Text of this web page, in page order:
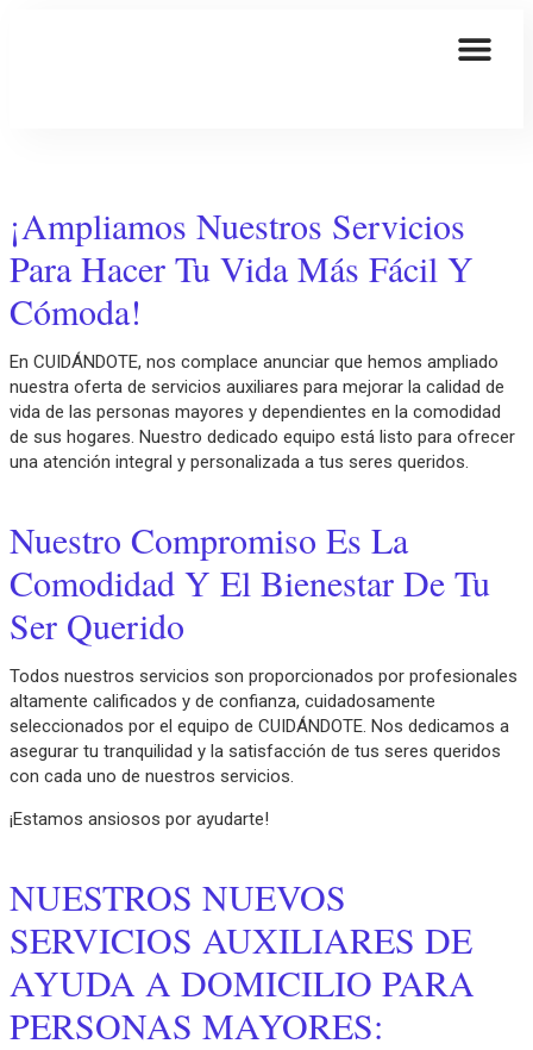
¡Ampliamos Nuestros Servicios
Para Hacer Tu Vida Más Fácil Y
Cómoda!
En CUIDÁNDOTE, nos complace anunciar que hemos ampliado
nuestra oferta de servicios auxiliares para mejorar la calidad de
vida de las personas mayores y dependientes en la comodidad
de sus hogares. Nuestro dedicado equipo está listo para ofrecer
una atención integral y personalizada a tus seres queridos.
Nuestro Compromiso Es La
Comodidad Y El Bienestar De Tu
Ser Querido
Todos nuestros servicios son proporcionados por profesionales
altamente calificados y de confianza, cuidadosamente
seleccionados por el equipo de CUIDÁNDOTE. Nos dedicamos a
asegurar tu tranquilidad y la satisfacción de tus seres queridos
con cada uno de nuestros servicios.
¡Estamos ansiosos por ayudarte!
NUESTROS NUEVOS
SERVICIOS AUXILIARES DE
AYUDA A DOMICILIO PARA
PERSONAS MAYORES: